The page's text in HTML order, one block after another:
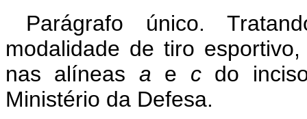
Parágrafo único.
modalidade de tiro
nas alíneas a e cdo
Ministério da Defesa.